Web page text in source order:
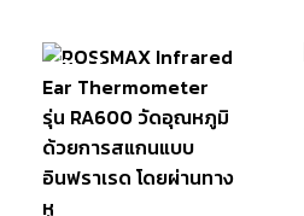
หยิบใส่
ตะกร้า
มีสินค้า